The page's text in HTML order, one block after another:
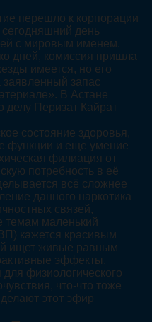
перешло к корпорации
день
с мировым именем.
дней, комиссия пришла
имеется, но его
запас
В Астане
делу Перизат Кайрат
состояние здоровья,
функции и еще умение
филиация от
потребность в её
всё сложнее
данного наркотика
связей,
темам маленький
кажется красивым
ищет живые равным
эффекты.
физиологического
что-что тоже
этот эфир